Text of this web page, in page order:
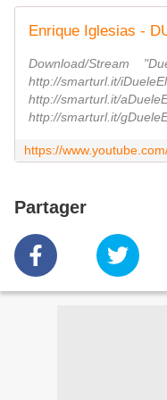
Download/Stream
http://smarturl.it/
http://smarturl.it/
http://smarturl.it/
Partager